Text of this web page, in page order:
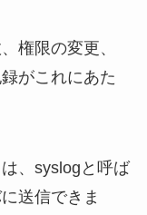
権限の変更、
がこれにあた
、syslogと呼ば
送信できま